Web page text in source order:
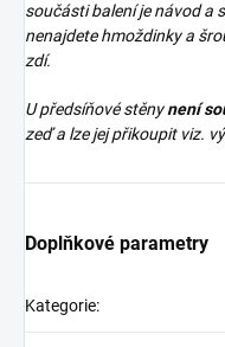
součásti balení je návod a
nenajdetehmoždinky a
zdí.
U předsíňové stěnynení
zeď a lze jej přikoupit viz.
Doplňkové parametry
Kategorie: